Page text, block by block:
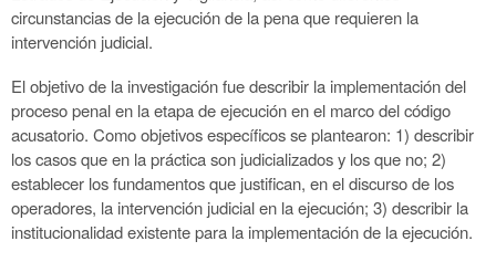
circunstancias de la ejecución de la pena que requieren la
intervención judicial.
El objetivo de la investigación fue describir la implementación del
proceso penal en la etapa de ejecución en el marco del código
acusatorio. Como objetivos específicos se plantearon: 1) describir
los casos que en la práctica son judicializados y los que no; 2)
establecer los fundamentos que justifican, en el discurso de los
operadores, la intervención judicial en la ejecución; 3) describir la
institucionalidad existente para la implementación de la ejecución.